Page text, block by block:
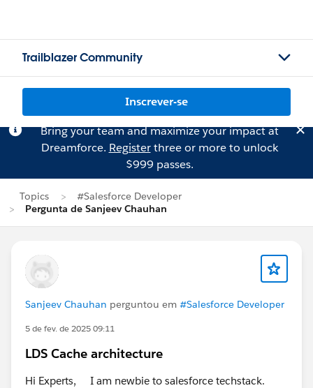
Trailblazer Community
Inscrever-se
Bring your team and maximize your impact at
Dreamforce. Registerthree or more to unlock
$999 passes.
Topics
#Salesforce Developer
Pergunta de Sanjeev Chauhan
Sanjeev Chauhan perguntou em #Salesforce Developer
5 de fev. de 2025 09:11
LDS Cache architecture
Hi Experts, I am newbie to salesforce techstack.